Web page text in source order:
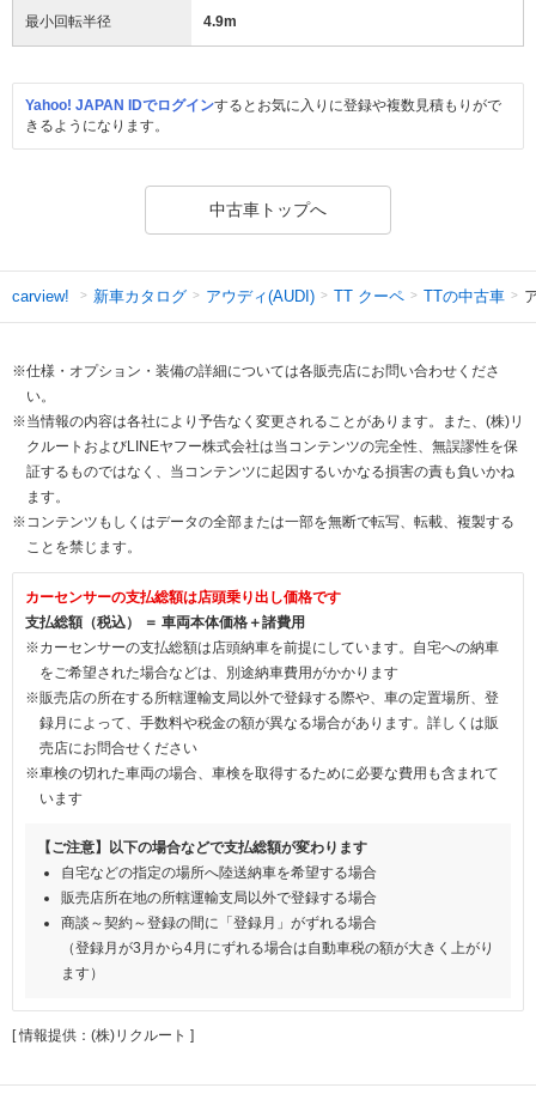
最小回転半径 4.9m
Yahoo! JAPAN IDでログインするとお気に入りに登録や複数見積もりがで
きるようになります。
中古車トップへ
carview! 新車カタログ アウディ(AUDI) TT クーペ TTの中古車
※仕様・オプション・装備の詳細については各販売店にお問い合わせくださ
い。
※当情報の内容は各社により予告なく変更されることがあります。また、(株)リ
クルートおよびLINEヤフー株式会社は当コンテンツの完全性、無誤謬性を保
証するものではなく、当コンテンツに起因するいかなる損害の責も負いかね
ます。
※コンテンツもしくはデータの全部または一部を無断で転写、転載、複製する
ことを禁じます。
カーセンサーの支払総額は店頭乗り出し価格です
支払総額（税込） ＝ 車両本体価格＋諸費用
※カーセンサーの支払総額は店頭納車を前提にしています。自宅への納車
をご希望された場合などは、別途納車費用がかかります
※販売店の所在する所轄運輸支局以外で登録する際や、車の定置場所、登
録月によって、手数料や税金の額が異なる場合があります。詳しくは販
売店にお問合せください
※車検の切れた車両の場合、車検を取得するために必要な費用も含まれて
います
【ご注意】以下の場合などで支払総額が変わります
自宅などの指定の場所へ陸送納車を希望する場合
販売店所在地の所轄運輸支局以外で登録する場合
商談～契約～登録の間に「登録月」がずれる場合
（登録月が3月から4月にずれる場合は自動車税の額が大きく上がり
ます）
[ 情報提供：(株)リクルート ]